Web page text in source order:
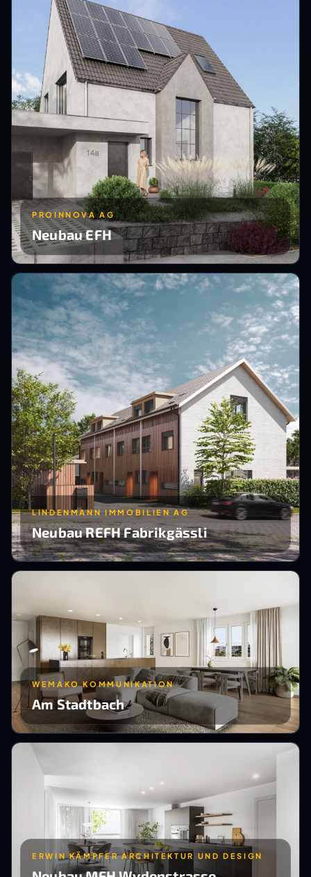
PROINNOVA AG
Neubau EFH
LINDENMANN IMMOBILIEN AG
Neubau REFH Fabrikgässli
WEMAKO KOMMUNIKATION
Am Stadtbach
ERWIN KÄMPFER ARCHITEKTUR UND DESIGN